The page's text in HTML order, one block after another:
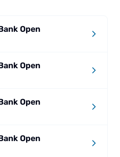
Open
Open
Open
Open